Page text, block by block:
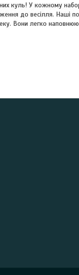
куль! У кожному
до весілля. Наші
Вони легко